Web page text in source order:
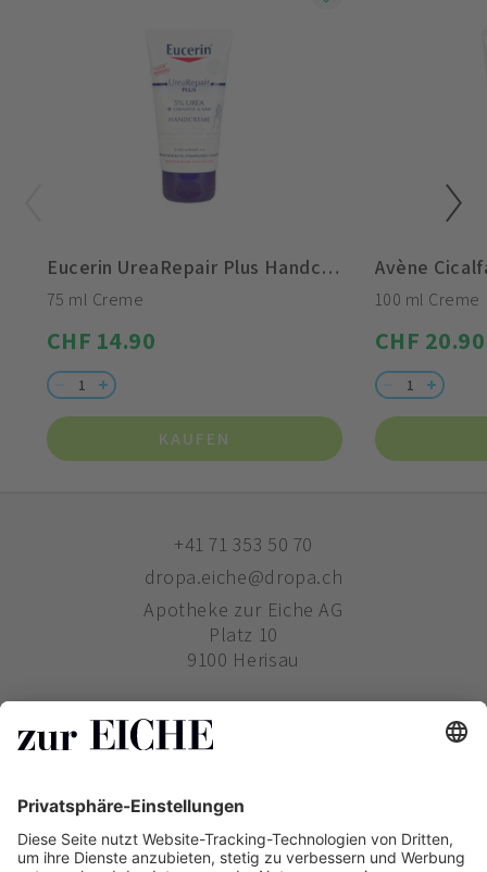
Eucerin UreaRepair Plus Handcreme 5% Urea
75 ml Creme
CHF 14.90
KAUFEN
Avène
100 ml Creme
CHF 20.90
+41 71 353 50 70
dropa.eiche@dropa.ch
Apotheke zur Eiche AG
Platz 10
9100 Herisau
ZUR EICHE
PHARMAVERTRIEB